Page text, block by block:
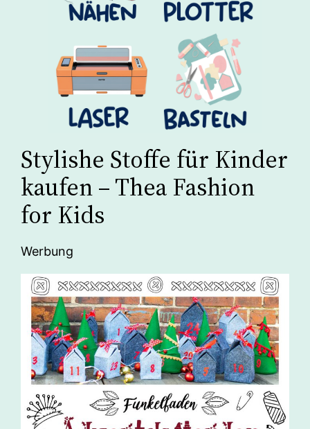
Stylishe Stoffe für Kinder
kaufen – Thea Fashion
for Kids
Werbung